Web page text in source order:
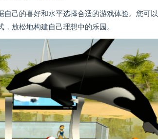
己的喜好和水平选择合适的游戏体验。您可以
放松地构建自己理想中的乐园。